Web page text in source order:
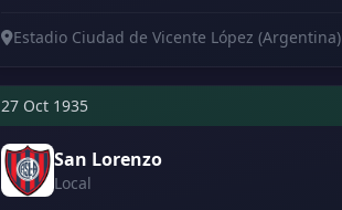
Estadio Ciudad de Vicente López (Argentina)
27 Oct 1935
San Lorenzo
Local